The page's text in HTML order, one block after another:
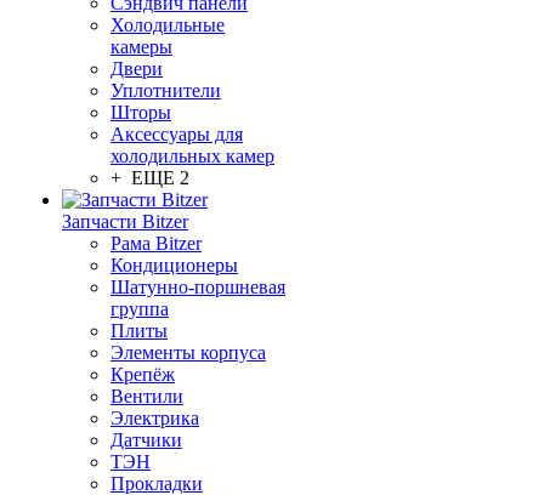
Холодильные
камеры
Двери
Уплотнители
Шторы
Аксессуары для
холодильных камер
+ ЕЩЕ 2
Запчасти Bitzer
Рама Bitzer
Кондиционеры
Шатунно-поршневая
группа
Плиты
Элементы корпуса
Крепёж
Вентили
Электрика
Датчики
ТЭН
Прокладки